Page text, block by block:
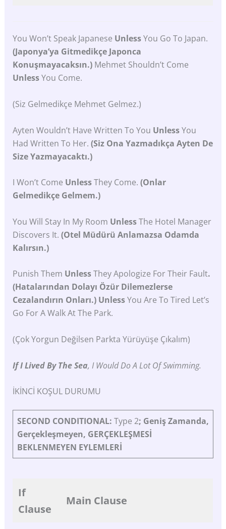
You Won’t Speak Japanese UnlessYou Go To Japan.
(Japonya’ya Gitmedikçe Japonca
Konuşmayacaksın.) Mehmet Shouldn’t Come
UnlessYou Come.
(Siz Gelmedikçe Mehmet Gelmez.)
Ayten Wouldn’t Have Written To You UnlessYou
Had Written To Her. (Siz Ona Yazmadıkça Ayten De
Size Yazmayacaktı.)
I Won’t Come UnlessThey Come. (Onlar
Gelmedikçe Gelmem.)
You Will Stay In My Room UnlessThe Hotel Manager
Discovers It. (Otel Müdürü Anlamazsa Odamda
Kalırsın.)
Punish Them UnlessThey Apologize For Their Fault.
(Hatalarından Dolayı Özür Dilemezlerse
Cezalandırın Onları.) UnlessYou Are To Tired Let’s
Go For A Walk At The Park.
(Çok Yorgun Değilsen Parkta Yürüyüşe Çıkalım)
If I Lived By The Sea, I Would Do A Lot Of Swimming.
İKİNCİ KOŞUL DURUMU
SECOND CONDITIONAL: Type 2; GenişZamanda,
Gerçekleşmeyen, GERÇEKLEŞMESİ
BEKLENMEYEN EYLEMLERİ
If
Clause
Main Clause